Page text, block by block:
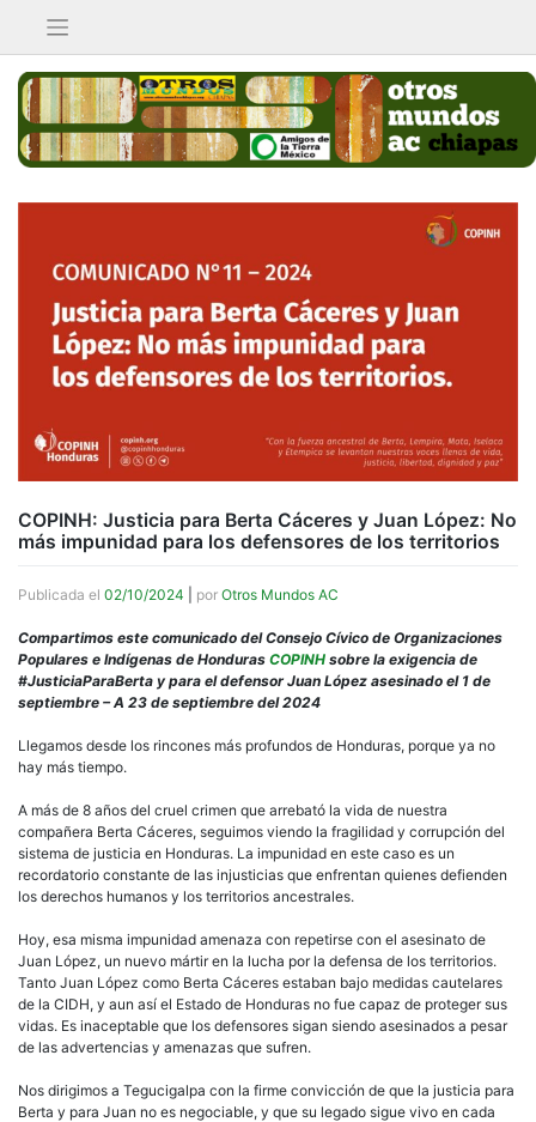
contenido
COPINH: Justicia para Berta Cáceres y Juan López: No
más impunidad para los defensores de los territorios
Publicada el 02/10/2024 por Otros Mundos AC
Compartimos este comunicado del Consejo Cívico de Organizaciones
Populares e Indígenas de Honduras COPINH sobre la exigencia de
#JusticiaParaBerta y para el defensor Juan López asesinado el 1 de
septiembre – A 23 de septiembre del 2024
Llegamos desde los rincones más profundos de Honduras, porque ya no
hay más tiempo.
A más de 8 años del cruel crimen que arrebató la vida de nuestra
compañera Berta Cáceres, seguimos viendo la fragilidad y corrupción del
sistema de justicia en Honduras. La impunidad en este caso es un
recordatorio constante de las injusticias que enfrentan quienes defienden
los derechos humanos y los territorios ancestrales.
Hoy, esa misma impunidad amenaza con repetirse con el asesinato de
Juan López, un nuevo mártir en la lucha por la defensa de los territorios.
Tanto Juan López como Berta Cáceres estaban bajo medidas cautelares
de la CIDH, y aun así el Estado de Honduras no fue capaz de proteger sus
vidas. Es inaceptable que los defensores sigan siendo asesinados a pesar
de las advertencias y amenazas que sufren.
Nos dirigimos a Tegucigalpa con la firme convicción de que la justicia para
Berta y para Juan no es negociable, y que su legado sigue vivo en cada